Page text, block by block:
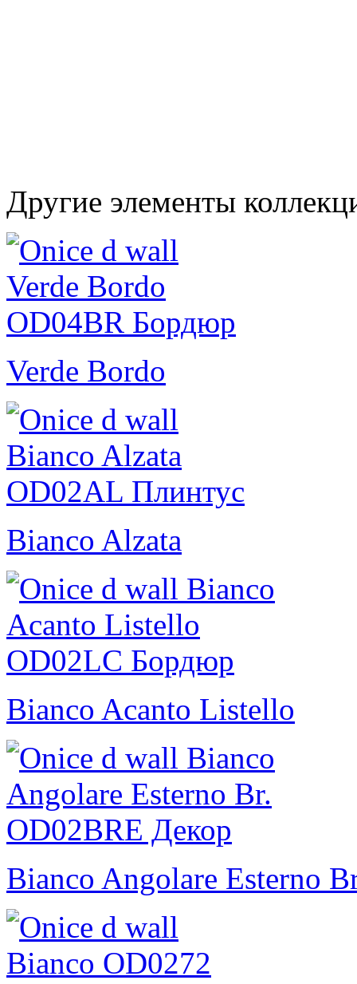
Другие элементы
Verde Bordo
Bianco Alzata
Bianco Acanto Listello
Bianco Angolare Esterno